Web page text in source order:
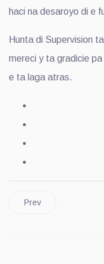
haci na desaroyo di e
Hunta di Supervision
mereci y ta gradicie
e ta laga atras.
Prev